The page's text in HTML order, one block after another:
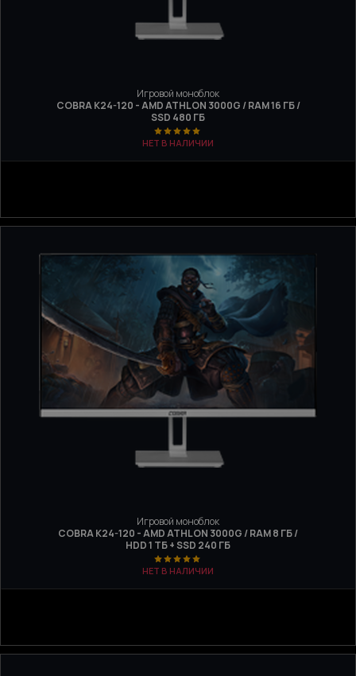
Игровой моноблок
COBRA K24-120 - AMD ATHLON 3000G / RAM 16 ГБ /
SSD 480 ГБ
НЕТ В НАЛИЧИИ
Игровой моноблок
COBRA K24-120 - AMD ATHLON 3000G / RAM 8 ГБ /
HDD 1 ТБ + SSD 240 ГБ
НЕТ В НАЛИЧИИ